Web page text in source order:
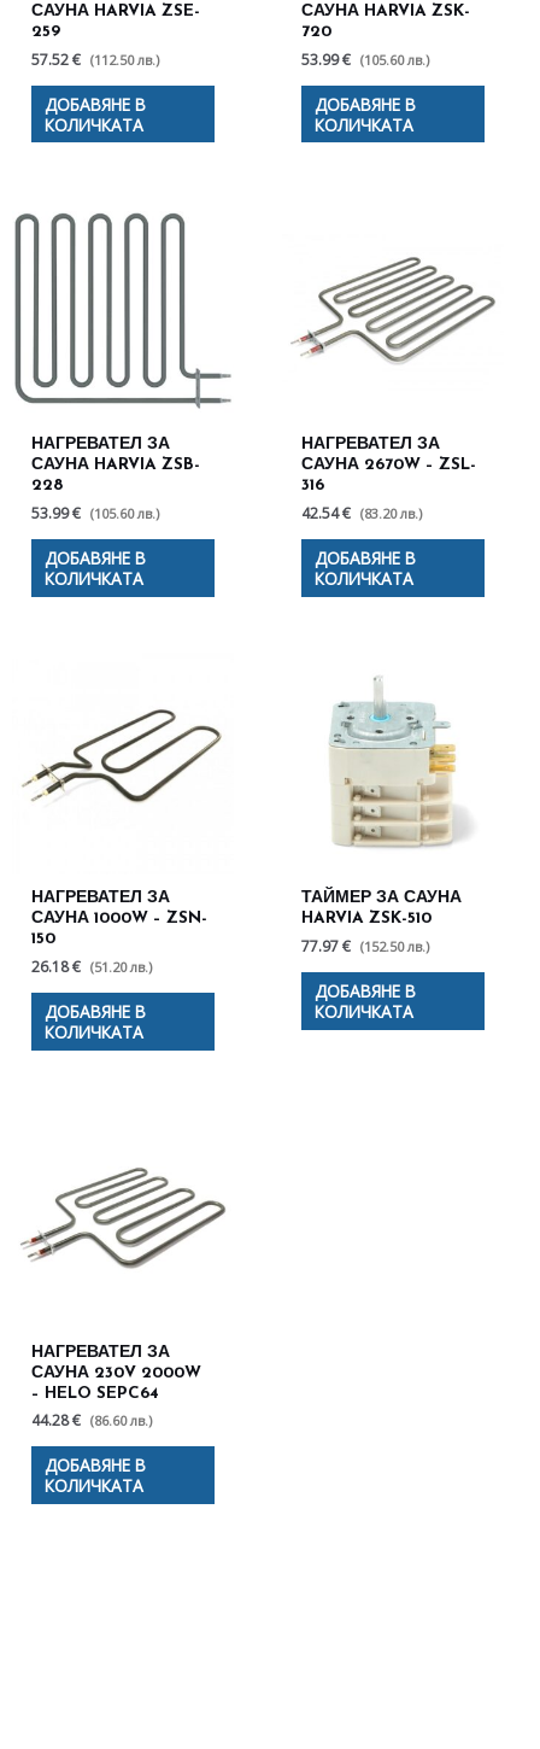
САУНА HARVIA ZSE-
259
57.52 € (112.50 лв.)
ДОБАВЯНЕ В
КОЛИЧКАТА
САУНА HARVIA ZSK-
720
53.99 € (105.60 лв.)
ДОБАВЯНЕ В
КОЛИЧКАТА
НАГРЕВАТЕЛ ЗА
САУНА HARVIA ZSB-
228
53.99 € (105.60 лв.)
ДОБАВЯНЕ В
КОЛИЧКАТА
НАГРЕВАТЕЛ ЗА
САУНА 2670W – ZSL-
316
42.54 € (83.20 лв.)
ДОБАВЯНЕ В
КОЛИЧКАТА
НАГРЕВАТЕЛ ЗА
САУНА 1000W – ZSN-
150
26.18 € (51.20 лв.)
ДОБАВЯНЕ В
КОЛИЧКАТА
ТАЙМЕР ЗА САУНА
HARVIA ZSK-510
77.97 € (152.50 лв.)
ДОБАВЯНЕ В
КОЛИЧКАТА
НАГРЕВАТЕЛ ЗА
САУНА 230V 2000W
– HELO SEPC64
44.28 € (86.60 лв.)
ДОБАВЯНЕ В
КОЛИЧКАТА